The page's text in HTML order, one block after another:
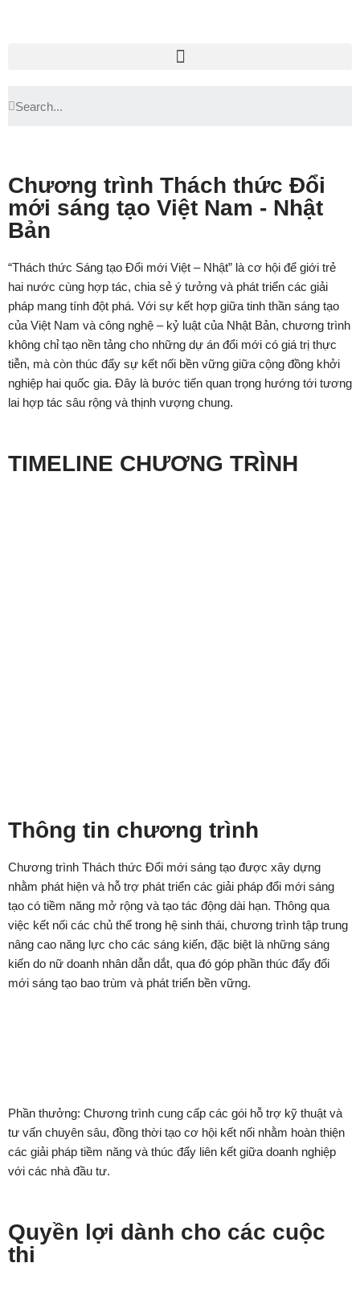
dung
Chương trình Thách thức Đổi
mới sáng tạo Việt Nam - Nhật
Bản
“Thách thức Sáng tạo Đổi mới Việt – Nhật” là cơ hội để giới trẻ
hai nước cùng hợp tác, chia sẻ ý tưởng và phát triển các giải
pháp mang tính đột phá. Với sự kết hợp giữa tinh thần sáng tạo
của Việt Nam và công nghệ – kỷ luật của Nhật Bản, chương trình
không chỉ tạo nền tảng cho những dự án đổi mới có giá trị thực
tiễn, mà còn thúc đẩy sự kết nối bền vững giữa cộng đồng khởi
nghiệp hai quốc gia. Đây là bước tiến quan trọng hướng tới tương
lai hợp tác sâu rộng và thịnh vượng chung.
TIMELINE CHƯƠNG TRÌNH
Thông tin chương trình
Chương trình Thách thức Đổi mới sáng tạo được xây dựng
nhằm phát hiện và hỗ trợ phát triển các giải pháp đổi mới sáng
tạo có tiềm năng mở rộng và tạo tác động dài hạn. Thông qua
việc kết nối các chủ thể trong hệ sinh thái, chương trình tập trung
nâng cao năng lực cho các sáng kiến, đặc biệt là những sáng
kiến do nữ doanh nhân dẫn dắt, qua đó góp phần thúc đẩy đổi
mới sáng tạo bao trùm và phát triển bền vững.
Phần thưởng: Chương trình cung cấp các gói hỗ trợ kỹ thuật và
tư vấn chuyên sâu, đồng thời tạo cơ hội kết nối nhằm hoàn thiện
các giải pháp tiềm năng và thúc đẩy liên kết giữa doanh nghiệp
với các nhà đầu tư.
Quyền lợi dành cho các cuộc
thi